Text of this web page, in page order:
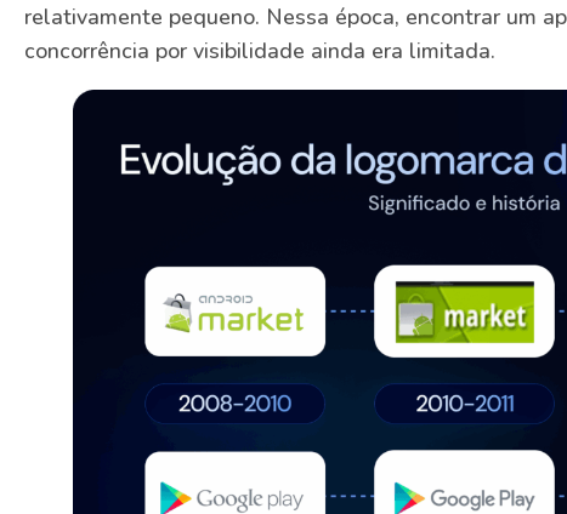
relativamente pequeno. Nessa época, encontrar um
concorrência por visibilidade ainda era limitada.